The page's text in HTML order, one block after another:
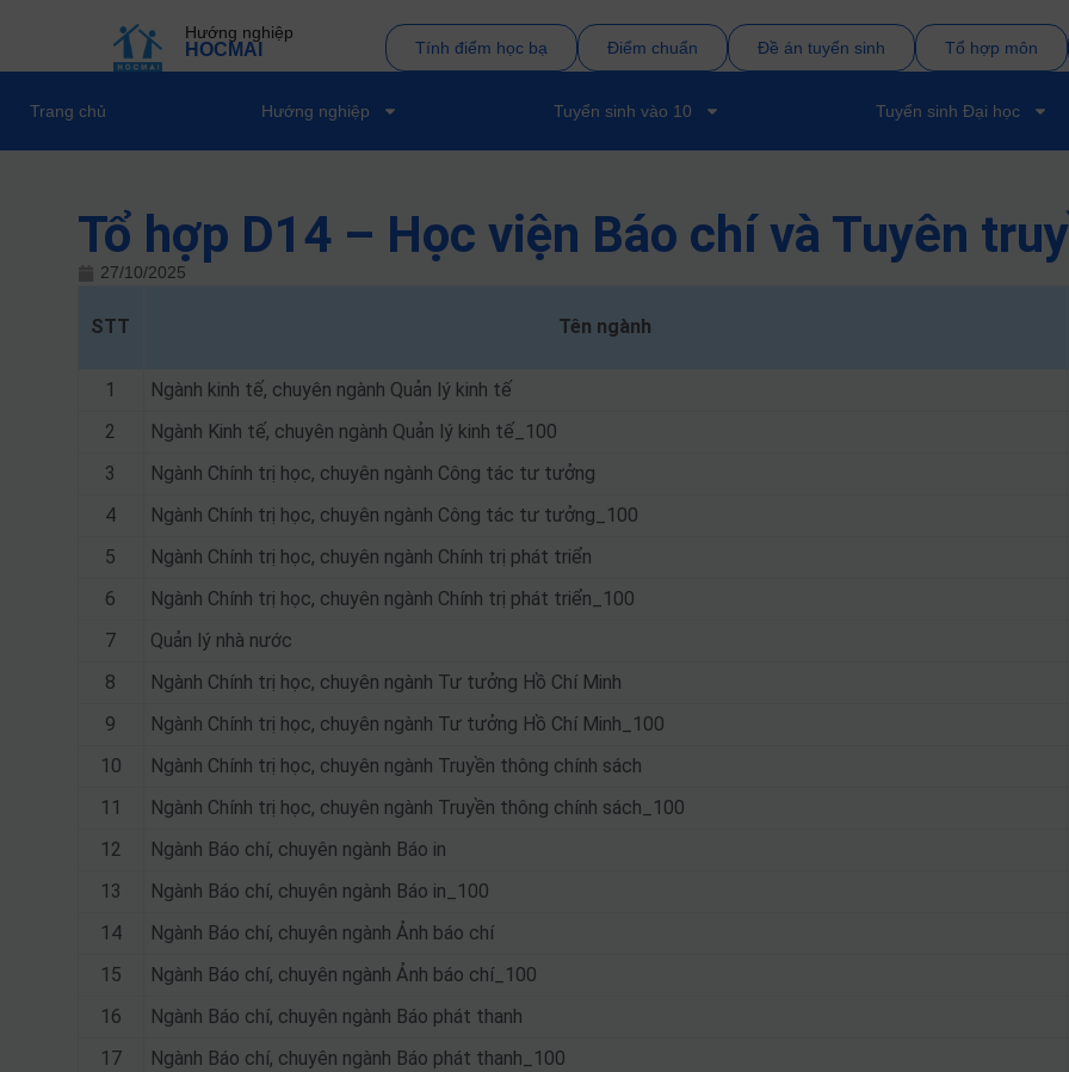
Hướng nghiệp
HOCMAI Tính điểm học bạ Điểm chuẩn Đề án tuyển sinh Tổ hợp môn
Trang chủ Hướng nghiệp Tuyển sinh vào 10 Tuyển sinh Đại học
Tổ hợp D14 – Học viện Báo chí và Tuyên
27/10/2025
STT Tên ngành
1
Ngành kinh tế, chuyên ngành Quản lý kinh tế
2
Ngành Kinh tế, chuyên ngành Quản lý kinh tế_100
3
Ngành Chính trị học, chuyên ngành Công tác tư tưởng
4
Ngành Chính trị học, chuyên ngành Công tác tư tưởng_100
5
Ngành Chính trị học, chuyên ngành Chính trị phát triển
6
Ngành Chính trị học, chuyên ngành Chính trị phát triển_100
7
Quản lý nhà nước
8
Ngành Chính trị học, chuyên ngành Tư tưởng Hồ Chí Minh
9
Ngành Chính trị học, chuyên ngành Tư tưởng Hồ Chí Minh_100
10
Ngành Chính trị học, chuyên ngành Truyền thông chính sách
11
Ngành Chính trị học, chuyên ngành Truyền thông chính sách_100
12
Ngành Báo chí, chuyên ngành Báo in
13
Ngành Báo chí, chuyên ngành Báo in_100
14
Ngành Báo chí, chuyên ngành Ảnh báo chí
15
Ngành Báo chí, chuyên ngành Ảnh báo chí_100
16
Ngành Báo chí, chuyên ngành Báo phát thanh
17
Ngành Báo chí, chuyên ngành Báo phát thanh_100